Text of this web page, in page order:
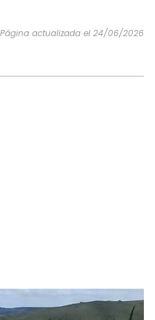
Página actualizada el 24/06/2026